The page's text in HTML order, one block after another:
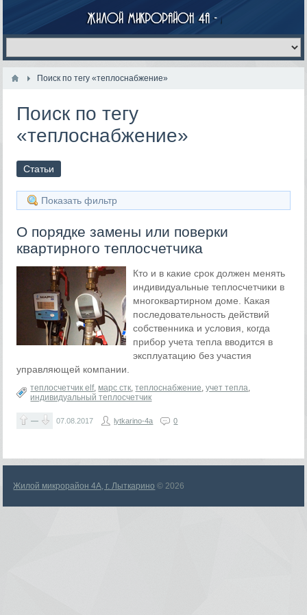
Поиск по тегу «теплоснабжение»
Поиск по тегу
«теплоснабжение»
Статьи
Показать фильтр
О порядке замены или поверки
квартирного теплосчетчика
Кто и в какие срок должен менять
индивидуальные теплосчетчики в
многоквартирном доме. Какая
последовательность действий
собственника и условия, когда
прибор учета тепла вводится в
эксплуатацию без участия
управляющей компании.
теплосчетчик elf, марс стк,теплоснабжение,учет тепла,
индивидуальный теплосчетчик
— 07.08.2017 lytkarino-4a 0
Жилой микрорайон 4А, г. Лыткарино © 2026